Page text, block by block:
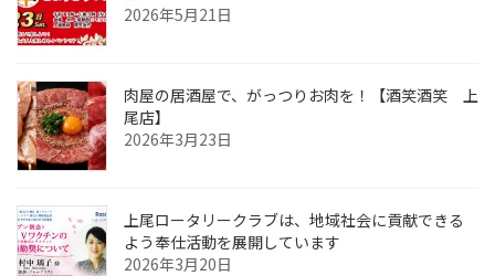
2026年5月21日
肉屋の居酒屋で、がっつりお肉を！【酒笑酒笑 上
尾店】
2026年3月23日
上尾ロータリークラブは、地域社会に貢献できる
よう奉仕活動を展開しています
2026年3月20日